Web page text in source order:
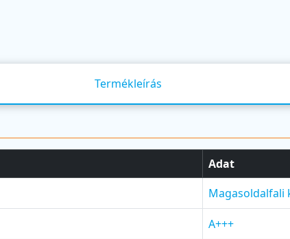
Termékleírás
Adat
Magasoldalfali
A+++